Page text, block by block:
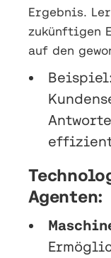
Ergebnis.
zukünftigen
auf den
Agenten: